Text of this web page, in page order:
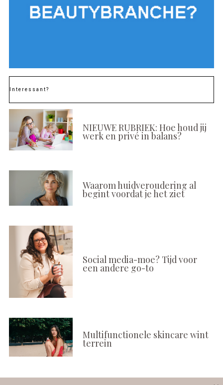
Interessant?
NIEUWE RUBRIEK: Hoe houd jij
werk en privé in balans?
Waarom huidveroudering al
begint voordat je het ziet
Social media-moe? Tijd voor
een andere go-to
Multifunctionele skincare wint
terrein